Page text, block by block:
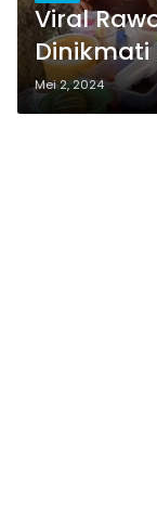
Viral
Dinikmati
Mei 2, 2024